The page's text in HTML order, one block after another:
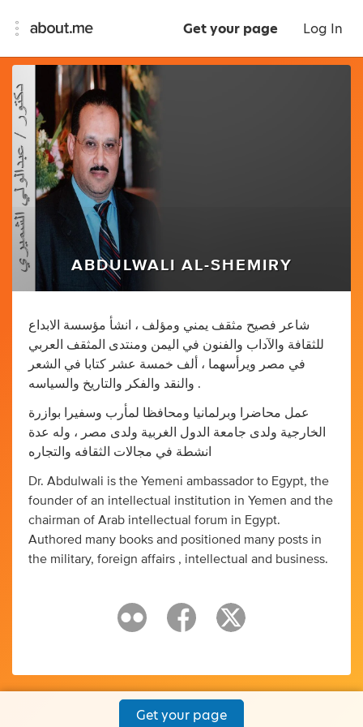
Get your page Log In
ABDULWALI AL-SHEMIRY
شاعر فصيح مثقف يمني ومؤلف ، انشأ مؤسسة الابداع
للثقافة والآداب والفنون في اليمن ومنتدى المثقف العربي
في مصر ويرأسهما ، ألف خمسة عشر كتابا في الشعر
والنقد والفكر والتاريخ والسياسه .
عمل محاضرا وبرلمانيا ومحافظا لمأرب وسفيرا بوازرة
الخارجية ولدى جامعة الدول الغربية ولدى مصر ، وله عدة
انشطة في مجالات الثقافه والتجاره
Dr. Abdulwali is the Yemeni ambassador to Egypt, the
founder of an intellectual institution in Yemen and the
chairman of Arab intellectual forum in Egypt.
Authored many books and positioned many posts in
the military, foreign affairs , intellectual and business.
Get your page